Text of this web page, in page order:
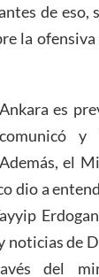
de eso,
la ofensiva
es
el
dio a
noticias de
del